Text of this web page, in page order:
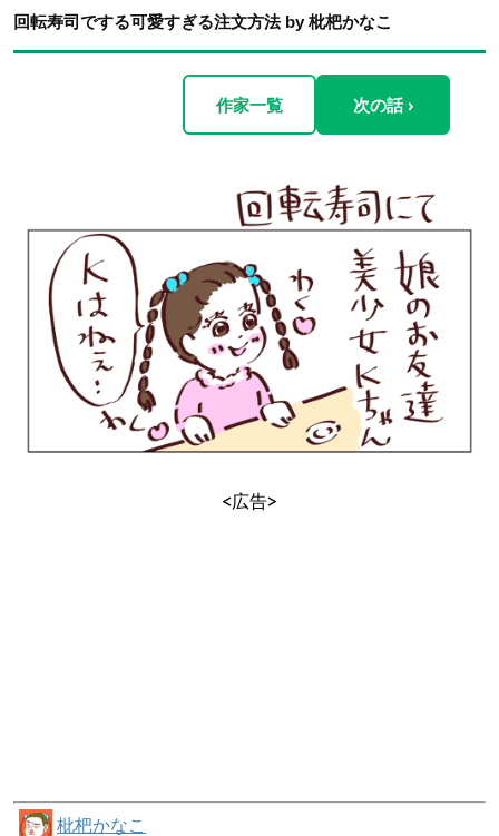
回転寿司でする可愛すぎる注文方法 by 枇杷かなこ
作家一覧 次の話 ›
<広告>
枇杷かなこ